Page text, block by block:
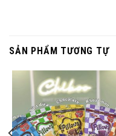
SẢN PHẨM TƯƠNG TỰ